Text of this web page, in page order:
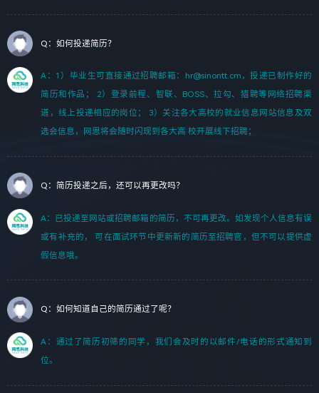
Q：如何投递简历？
A：1）毕业生可直接通过招聘邮箱：hr@sinontt.cm，投递已制作好的
简历和作品； 2）登录前程、智联、BOSS、拉勾、猎聘等网络招聘渠
道，线上投递相应的岗位； 3）关注各大高校的就业信息网站信息及双
选会信息，网思将会随时闪现到各大高 校开展线下招聘；
Q：简历投递之后，还可以再更改吗？
A：已投递至网站或招聘邮箱的简历，不可再更改。如发现个人信息有误
或有补充的， 可在面试环节中更新新的简历至招聘官，但不可以提供虚
假信息哦。
Q：如何知道自己的简历通过了呢？
A：通过了简历初筛的同学，我们会及时的以邮件/电话的形式通知到
位。